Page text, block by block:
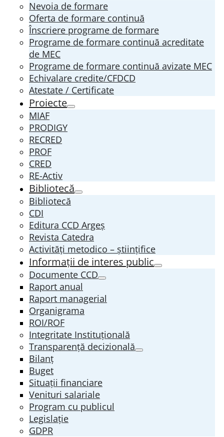
Nevoia de formare
Oferta de formare continuă
Înscriere programe de formare
Programe de formare continuă acreditate
de MEC
Programe de formare continuă avizate MEC
Echivalare credite/CFDCD
Atestate / Certificate
Proiecte
MIAF
PRODIGY
RECRED
PROF
CRED
RE-Activ
Bibliotecă
Bibliotecă
CDI
Editura CCD Argeş
Revista Catedra
Activități metodico – științifice
Informații de interes public
Documente CCD
Raport anual
Raport managerial
Organigrama
ROI/ROF
Integritate Instituțională
Transparenţă decizională
Bilanț
Buget
Situații financiare
Venituri salariale
Program cu publicul
Legislație
GDPR